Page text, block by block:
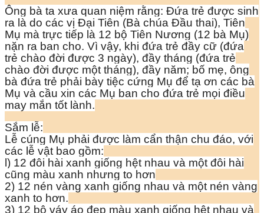
Ông bà ta xưa quan niệm rằng: Đứa trẻ được sinh
ra là do các vị Đại Tiên (Bà chúa Đầu thai), Tiên
Mụ mà trực tiếp là 12 bộ Tiên Nương (12 bà Mụ)
nặn ra ban cho. Vì vậy, khi đứa trẻ đầy cữ (đứa
trẻ chào đời được 3 ngày), đầy tháng (đứa trẻ
chào đời được một tháng), đầy năm; bố mẹ, ông
bà đứa trẻ phải bày tiệc cứng Mụ để tạ ơn các bà
Mụ và cầu xin các Mụ ban cho đứa trẻ mọi điều
may mắn tốt lành.
Sắm lễ:
Lễ cúng Mụ phải được làm cẩn thận chu đáo, với
các lễ vật bao gồm:
l) 12 đôi hài xanh giống hệt nhau và một đôi hài
cũng màu xanh nhưng to hơn
2) 12 nén vàng xanh giống nhau và một nén vàng
xanh to hơn.
3) 12 bộ váy áo đẹp màu xanh giống hệt nhau và